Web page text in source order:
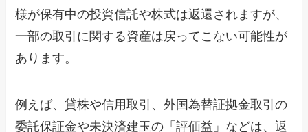
様が保有中の投資信託や株式は返還されますが、
一部の取引に関する資産は戻ってこない可能性が
あります。
例えば、貸株や信用取引、外国為替証拠金取引の
委託保証金や未決済建玉の「評価益」などは、返